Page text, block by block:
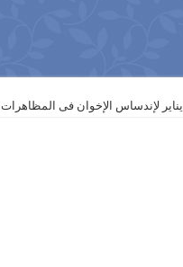
لإندساس الإخوان فى المظاهرات